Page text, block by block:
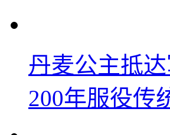
丹麦公主抵
200年服役传